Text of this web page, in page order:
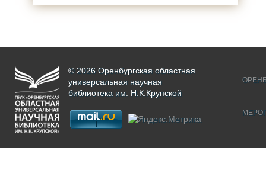
© 2026 Оренбургская областная
универсальная научная
библиотека им. Н.К.Крупской